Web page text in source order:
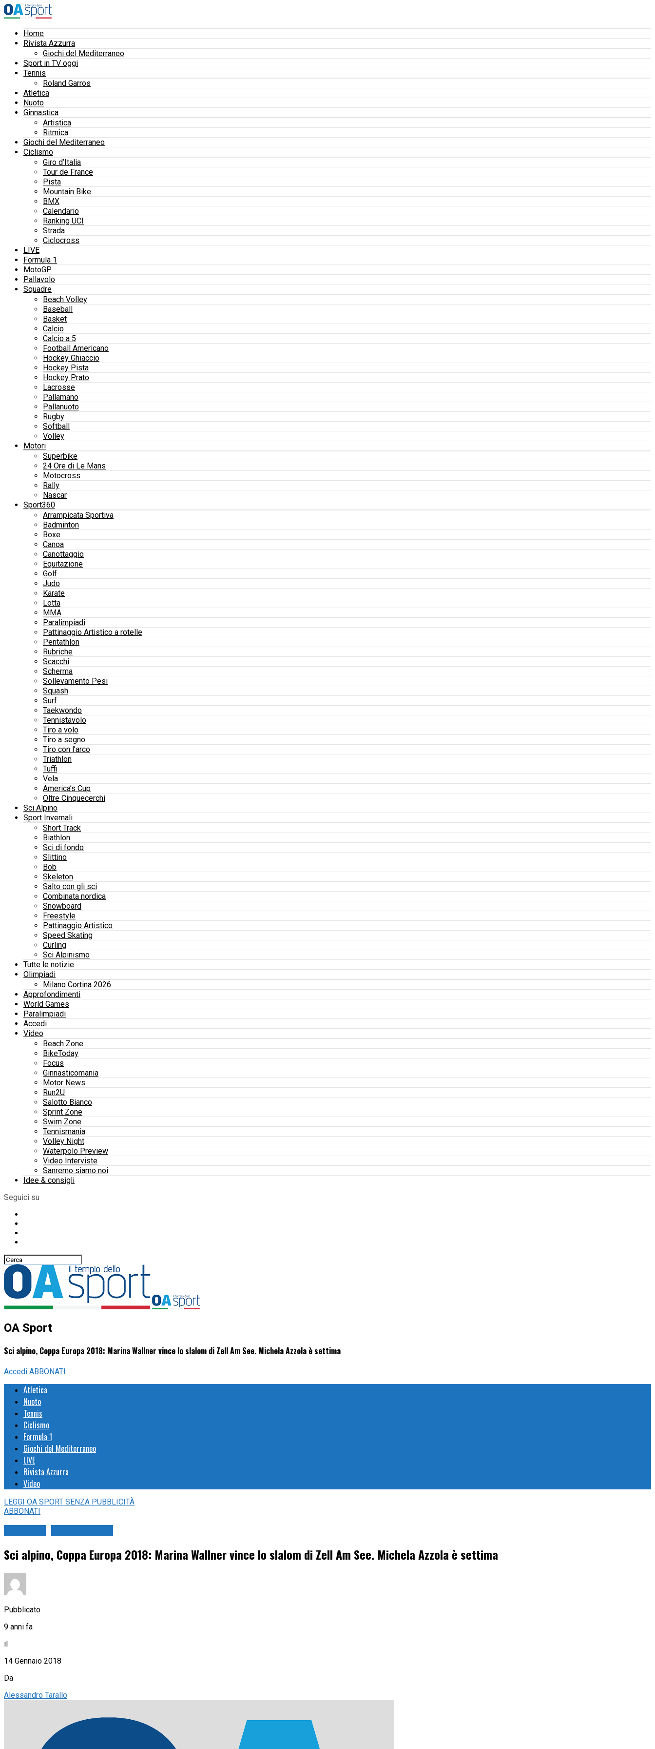
Home
Rivista Azzurra
Giochi del Mediterraneo
Sport in TV oggi
Tennis
Roland Garros
Atletica
Nuoto
Ginnastica
Artistica
Ritmica
Giochi del Mediterraneo
Ciclismo
Giro d’Italia
Tour de France
Pista
Mountain Bike
BMX
Calendario
Ranking UCI
Strada
Ciclocross
LIVE
Formula 1
MotoGP
Pallavolo
Squadre
Beach Volley
Baseball
Basket
Calcio
Calcio a 5
Football Americano
Hockey Ghiaccio
Hockey Pista
Hockey Prato
Lacrosse
Pallamano
Pallanuoto
Rugby
Softball
Volley
Motori
Superbike
24 Ore di Le Mans
Motocross
Rally
Nascar
Sport360
Arrampicata Sportiva
Badminton
Boxe
Canoa
Canottaggio
Equitazione
Golf
Judo
Karate
Lotta
MMA
Paralimpiadi
Pattinaggio Artistico a rotelle
Pentathlon
Rubriche
Scacchi
Scherma
Sollevamento Pesi
Squash
Surf
Taekwondo
Tennistavolo
Tiro a volo
Tiro a segno
Tiro con l’arco
Triathlon
Tuffi
Vela
America’s Cup
Oltre Cinquecerchi
Sci Alpino
Sport Invernali
Short Track
Biathlon
Sci di fondo
Slittino
Bob
Skeleton
Salto con gli sci
Combinata nordica
Snowboard
Freestyle
Pattinaggio Artistico
Speed Skating
Curling
Sci Alpinismo
Tutte le notizie
Olimpiadi
Milano Cortina 2026
Approfondimenti
World Games
Paralimpiadi
Accedi
Video
Beach Zone
BikeToday
Focus
Ginnasticomania
Motor News
Run2U
Salotto Bianco
Sprint Zone
Swim Zone
Tennismania
Volley Night
Waterpolo Preview
Video Interviste
Sanremo siamo noi
Idee & consigli
Seguici su
OA Sport
Sci alpino, Coppa Europa 2018: Marina Wallner vince lo slalom di Zell Am See. Michela Azzola è settima
Accedi ABBONATI
Atletica
Nuoto
Tennis
Ciclismo
Formula 1
Giochi del Mediterraneo
LIVE
Rivista Azzurra
Video
LEGGI OA SPORT SENZA PUBBLICITÀ
ABBONATI
Sci alpino, Coppa Europa 2018: Marina Wallner vince lo slalom di Zell Am See. Michela Azzola è settima
Pubblicato
9 anni fa
il
14 Gennaio 2018
Da
Alessandro Tarallo